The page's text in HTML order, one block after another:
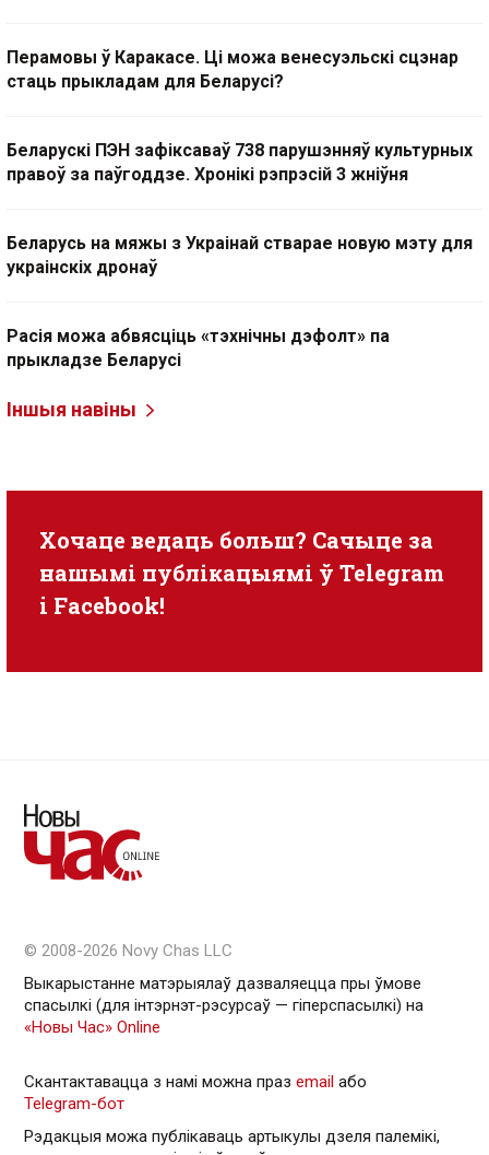
Перамовы ў Каракасе. Ці можа венесуэльскі сцэнар
стаць прыкладам для Беларусі?
Беларускі ПЭН зафіксаваў 738 парушэнняў культурных
правоў за паўгоддзе. Хронікі рэпрэсій 3 жніўня
Беларусь на мяжы з Украінай стварае новую мэту для
украінскіх дронаў
Расія можа абвясціць «тэхнічны дэфолт» па
прыкладзе Беларусі
Іншыя навіны
Хочаце ведаць больш? Сачыце за
нашымі публікацыямі ў Telegram
i Facebook!
© 2008-2026 Novy Chas LLC
Выкарыстанне матэрыялаў дазваляецца пры ўмове
спасылкі (для інтэрнэт-рэсурсаў — гiперспасылкi) на
«Новы Час» Online
Скантактавацца з намі можна праз email або
Telegram-бот
Рэдакцыя можа публікаваць артыкулы дзеля палемікі,